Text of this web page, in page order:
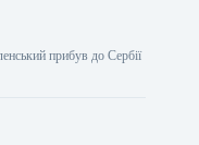
прибув до Сербії